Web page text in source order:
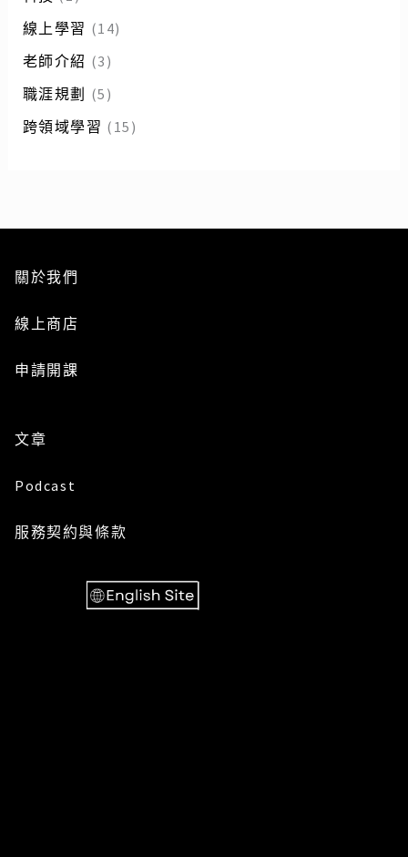
線上學習 (14)
老師介紹 (3)
職涯規劃 (5)
跨領域學習 (15)
關於我們
線上商店
申請開課
文章
Podcast
服務契約與條款